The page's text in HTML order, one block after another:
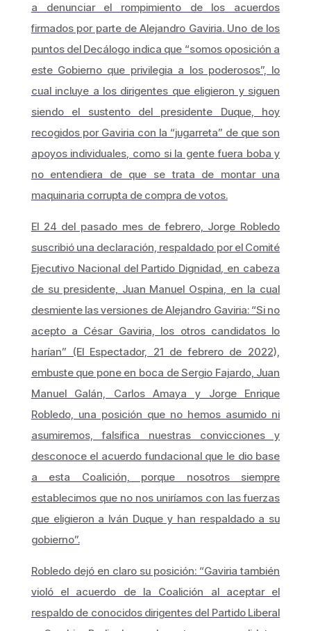
a denunciar el rompimiento de los acuerdos
firmados por parte de Alejandro Gaviria. Uno de los
puntos del Decálogo indica que “somos oposición a
este Gobierno que privilegia a los poderosos”, lo
cual incluye a los dirigentes que eligieron y siguen
siendo el sustento del presidente Duque, hoy
recogidos por Gaviria con la “jugarreta” de que son
apoyos individuales, como si la gente fuera boba y
no entendiera de que se trata de montar una
maquinaria corrupta de compra de votos.
El 24 del pasado mes de febrero, Jorge Robledo
suscribió una declaración, respaldado por el Comité
Ejecutivo Nacional del Partido Dignidad, en cabeza
de su presidente, Juan Manuel Ospina, en la cual
desmiente las versiones de Alejandro Gaviria: “Si no
acepto a César Gaviria, los otros candidatos lo
harían” (El Espectador, 21 de febrero de 2022),
embuste que pone en boca de Sergio Fajardo, Juan
Manuel Galán, Carlos Amaya y Jorge Enrique
Robledo, una posición que no hemos asumido ni
asumiremos, falsifica nuestras convicciones y
desconoce el acuerdo fundacional que le dio base
a esta Coalición, porque nosotros siempre
establecimos que no nos uniríamos con las fuerzas
que eligieron a Iván Duque y han respaldado a su
gobierno”.
Robledo dejó en claro su posición: “Gaviria también
violó el acuerdo de la Coalición al aceptar el
respaldo de conocidos dirigentes del Partido Liberal